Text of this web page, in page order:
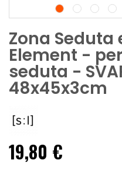
Zona Seduta
Element -
seduta -
48x45x3cm
19,80 €